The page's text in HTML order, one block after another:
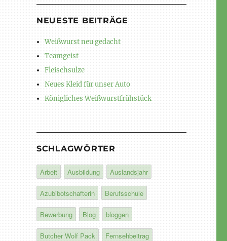
NEUESTE BEITRÄGE
Weißwurst neu gedacht
Teamgeist
Fleischsulze
Neues Kleid für unser Auto
Königliches Weißwurstfrühstück
SCHLAGWÖRTER
Arbeit Ausbildung Auslandsjahr
Azubibotschafterin Berufsschule
Bewerbung Blog bloggen
Butcher Wolf Pack Fernsehbeitrag